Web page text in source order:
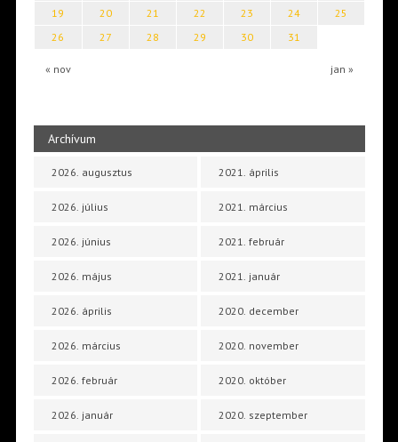
« nov jan »
19
20 21 22 23 24
25
26
27 28 29 30 31
Archívum
2026. augusztus
2026. július
2026. június
2026. május
2026. április
2026. március
2026. február
2026. január
2021. április
2021. március
2021. február
2021. január
2020. december
2020. november
2020. október
2020. szeptember